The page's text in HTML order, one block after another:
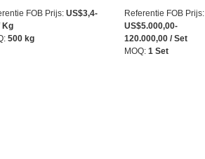
FOB Prijs: US$3,4-
Kg
500 kg
Referentie FOB Prijs:
US$5.000,00-
120.000,00 / Set
MOQ: 1 Set